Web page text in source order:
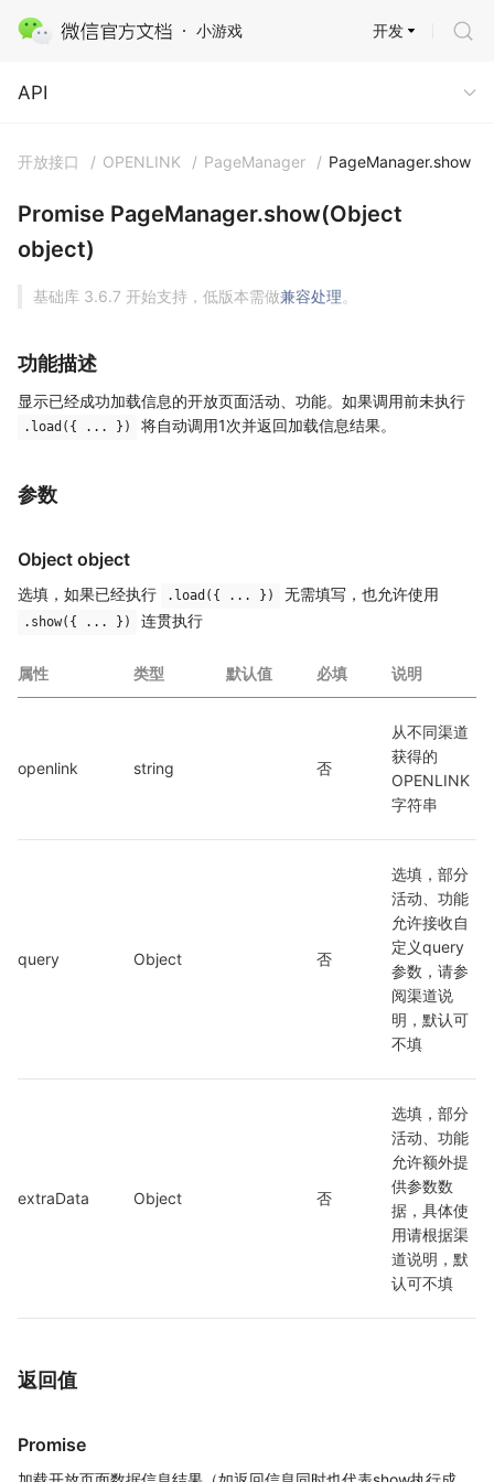
小游戏
API
开发
API
开放接口 / OPENLINK / PageManager / PageManager.show
Promise PageManager.show(Object
object)
基础库 3.6.7 开始支持，低版本需做兼容处理。
功能描述
显示已经成功加载信息的开放页面活动、功能。如果调用前未执行
.load({ ... }) 将自动调用1次并返回加载信息结果。
参数
Object object
选填，如果已经执行 .load({ ... }) 无需填写，也允许使用
.show({ ... }) 连贯执行
属性 类型 默认值 必填 说明
openlink string 否
从不同渠道
获得的
OPENLINK
字符串
query Object 否
选填，部分
活动、功能
允许接收自
定义query
参数，请参
阅渠道说
明，默认可
不填
extraData Object 否
选填，部分
活动、功能
允许额外提
供参数数
据，具体使
用请根据渠
道说明，默
认可不填
返回值
Promise